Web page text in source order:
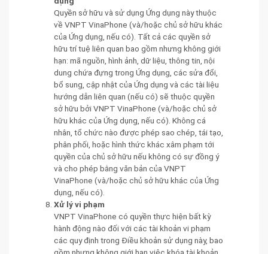
Quyền sở hữu và sử dụng Ứng dụng này thuộc
về VNPT VinaPhone (và/hoặc chủ sở hữu khác
của Ứng dụng, nếu có). Tất cả các quyền sở
hữu trí tuệ liên quan bao gồm nhưng không giới
hạn: mã nguồn, hình ảnh, dữ liệu, thông tin, nội
dung chứa đựng trong Ứng dụng, các sửa đổi,
bổ sung, cập nhật của Ứng dụng và các tài liệu
hướng dẫn liên quan (nếu có) sẽ thuộc quyền
sở hữu bởi VNPT VinaPhone (và/hoặc chủ sở
hữu khác của Ứng dụng, nếu có). Không cá
nhân, tổ chức nào được phép sao chép, tái tạo,
phân phối, hoặc hình thức khác xâm phạm tới
quyền của chủ sở hữu nếu không có sự đồng ý
và cho phép bằng văn bản của VNPT
VinaPhone (và/hoặc chủ sở hữu khác của Ứng
dụng, nếu có).
Xử lý vi phạm
VNPT VinaPhone có quyền thực hiện bất kỳ
hành động nào đối với các tài khoản vi phạm
các quy định trong Điều khoản sử dụng này, bao